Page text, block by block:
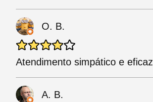
O. B.
Atendimento simpático e eficaz
A. B.